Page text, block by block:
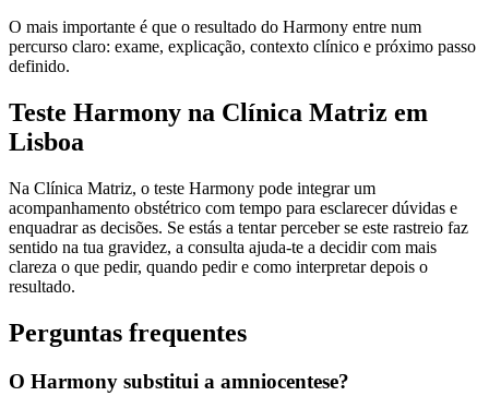
O mais importante é que o resultado do Harmony entre num
percurso claro: exame, explicação, contexto clínico e próximo passo
definido.
Teste Harmony na Clínica Matriz em
Lisboa
Na Clínica Matriz, o teste Harmony pode integrar um
acompanhamento obstétrico com tempo para esclarecer dúvidas e
enquadrar as decisões. Se estás a tentar perceber se este rastreio faz
sentido na tua gravidez, a consulta ajuda-te a decidir com mais
clareza o que pedir, quando pedir e como interpretar depois o
resultado.
Perguntas frequentes
O Harmony substitui a amniocentese?